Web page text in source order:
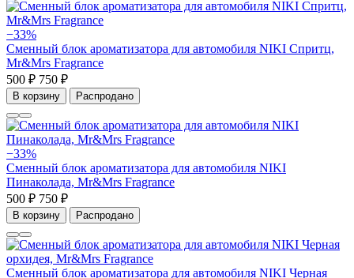
−33%
Сменный блок ароматизатора для автомобиля NIKI Спритц,
Mr&Mrs Fragrance
500 ₽ 750 ₽
В корзину Распродано
−33%
Сменный блок ароматизатора для автомобиля NIKI
Пинаколада, Mr&Mrs Fragrance
500 ₽ 750 ₽
В корзину Распродано
Сменный блок ароматизатора для автомобиля NIKI Черная